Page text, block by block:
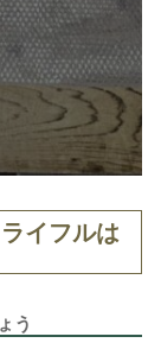
イフルは
う